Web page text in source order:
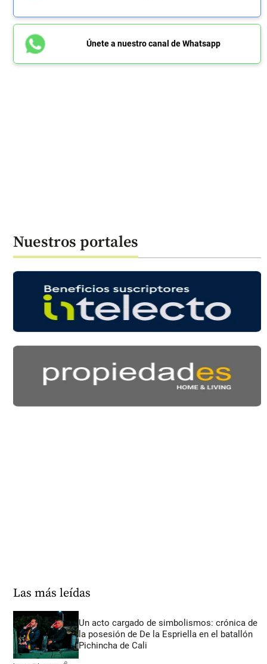
Únete a nuestro canal de Whatsapp
Nuestros portales
Las más leídas
Un acto cargado de simbolismos: crónica de
la posesión de De la Espriella en el batallón
Pichincha de Cali